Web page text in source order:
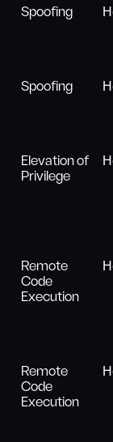
Spoofing
Spoofing
Elevation of
Privilege
Remote
Code
Execution
Remote
Code
Execution